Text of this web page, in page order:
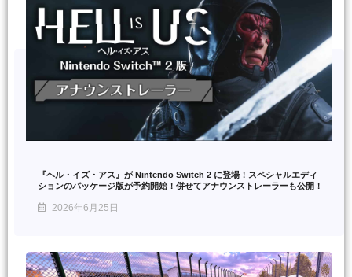
『ヘル・イズ・アス』が Nintendo Switch 2 に登場！スペシャルエディ
ションのパッケージ版が予約開始！併せてアナウンストレーラーも公開！
2026年6月25日